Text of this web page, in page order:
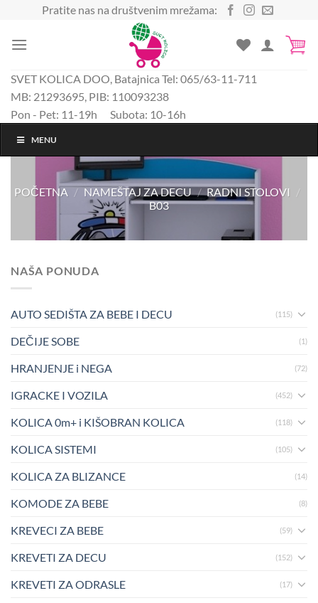
sadržaj
Pratite nas na društvenim mrežama:
SVET KOLICA DOO, Batajnica Tel: 065/63-11-711
MB: 21293695, PIB: 110093238
Pon - Pet: 11-19h Subota: 10-16h
MENU
POČETNA / NAMEŠTAJ ZA DECU / RADNI STOLOVI
/
B03
NAŠA PONUDA
AUTO SEDIŠTA ZA BEBE I DECU (115)
DEČIJE SOBE (1)
HRANJENJE i NEGA (72)
IGRACKE I VOZILA (452)
KOLICA 0m+ i KIŠOBRAN KOLICA (118)
KOLICA SISTEMI (105)
KOLICA ZA BLIZANCE (14)
KOMODE ZA BEBE (8)
KREVECI ZA BEBE (59)
KREVETI ZA DECU (152)
KREVETI ZA ODRASLE (17)